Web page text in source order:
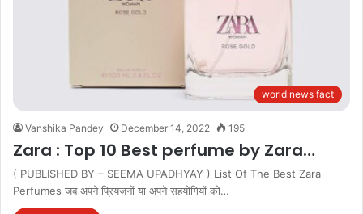
world news fact
Vanshika Pandey December 14, 2022 195
Zara : Top 10 Best perfume by Zara…
( PUBLISHED BY – SEEMA UPADHYAY ) List Of The Best Zara
Perfumes जब अपने प्रियजनों या अपने सहयोगियों को…